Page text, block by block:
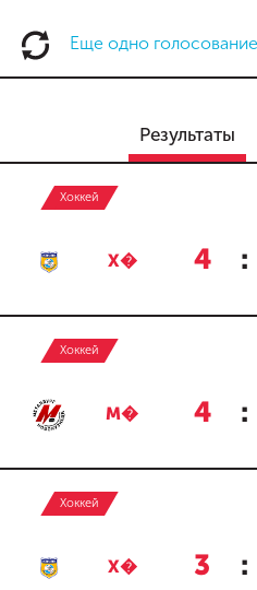
Еще одно голосование
Результаты
Хоккей
Х� 4 :
Хоккей
М� 4 :
Хоккей
Х� 3 :